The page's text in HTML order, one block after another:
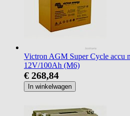
Victron AGM Super Cycle accu
12V/100Ah (M6)
€ 268,84
In winkelwagen